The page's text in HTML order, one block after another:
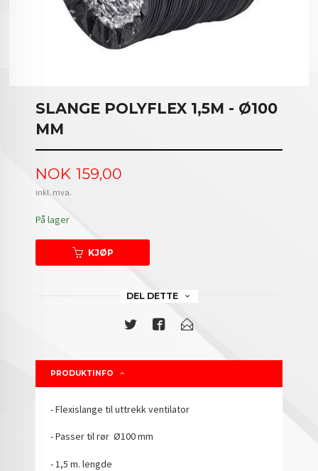
SLANGE POLYFLEX 1,5M - Ø100
MM
Pris
NOK 159,00
inkl. mva.
På lager
KJØP
DEL DETTE
PRODUKTINFO
- Flexislange til uttrekk ventilator
- Passer til rør Ø100 mm
- 1,5 m. lengde